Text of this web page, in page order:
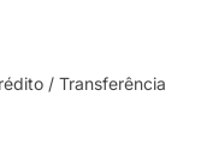
/ Transferência